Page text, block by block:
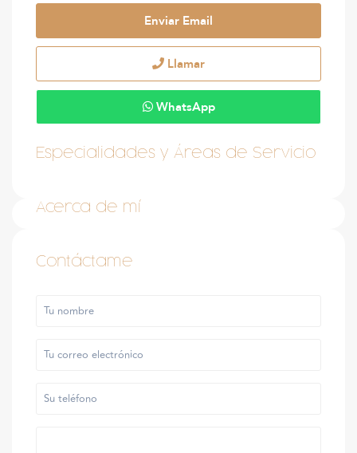
Enviar Email
Llamar
WhatsApp
Especialidades y Áreas de Servicio
Acerca de mí
Contáctame